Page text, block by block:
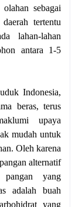
sebagai
tertentu
lahan-lahan
antara 1-5
Indonesia,
beras, terus
upaya
mudah untuk
Oleh karena
alternatif
yang
adalah buah
yang